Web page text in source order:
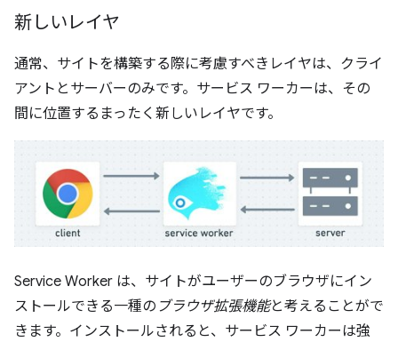
新しいレイヤ
通常、サイトを構築する際に考慮すべきレイヤは、クライ
アントとサーバーのみです。サービス ワーカーは、その
間に位置するまったく新しいレイヤです。
Service Worker は、サイトがユーザーのブラウザにイン
ストールできる一種の ブラウザ拡張機能と考えることがで
きます。インストールされると、サービス ワーカーは強